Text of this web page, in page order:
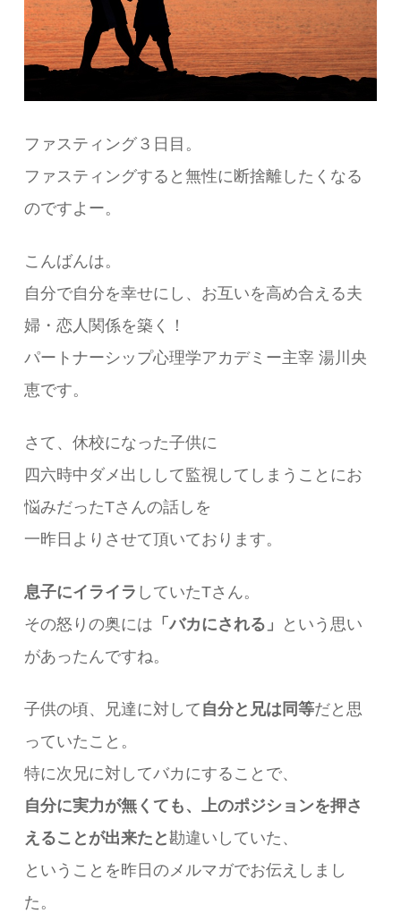
ファスティング３日目。
ファスティングすると無性に断捨離したくなる
のですよー。
こんばんは。
自分で自分を幸せにし、お互いを高め合える夫
婦・恋人関係を築く！
パートナーシップ心理学アカデミー主宰 湯川央
恵です。
さて、休校になった子供に
四六時中ダメ出しして監視してしまうことにお
悩みだったTさんの話しを
一昨日よりさせて頂いております。
息子にイライラ していたTさん。
その怒りの奥には 「バカにされる」
という思い
があったんですね。
子供の頃、兄達に対して 自分と兄は同等だと思
っていたこと。
特に次兄に対してバカにすることで、
自分に実力が無くても、上のポジションを押さ
えることが出来たと勘違いしていた、
ということを昨日のメルマガでお伝えしまし
た。